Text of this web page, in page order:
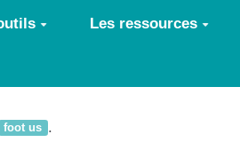
Les ressources
foot us .